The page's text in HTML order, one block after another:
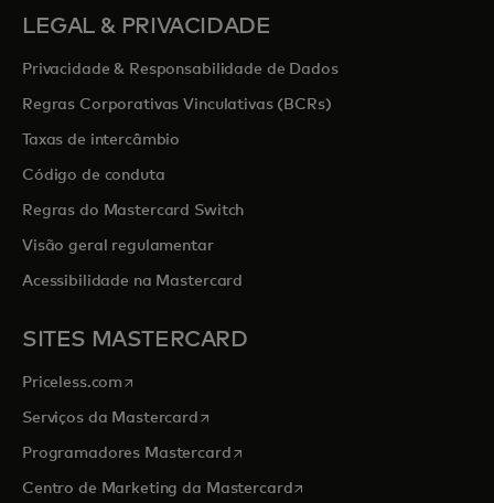
LEGAL & PRIVACIDADE
Privacidade & Responsabilidade de Dados
Regras Corporativas Vinculativas (BCRs)
Taxas de intercâmbio
Código de conduta
Regras do Mastercard Switch
Visão geral regulamentar
Acessibilidade na Mastercard
SITES MASTERCARD
Priceless.com opens in a new tab
Serviços da Mastercardopens in a new tab
Programadores Mastercardopens in a new tab
Centro de Marketing da Mastercardopens in a new tab